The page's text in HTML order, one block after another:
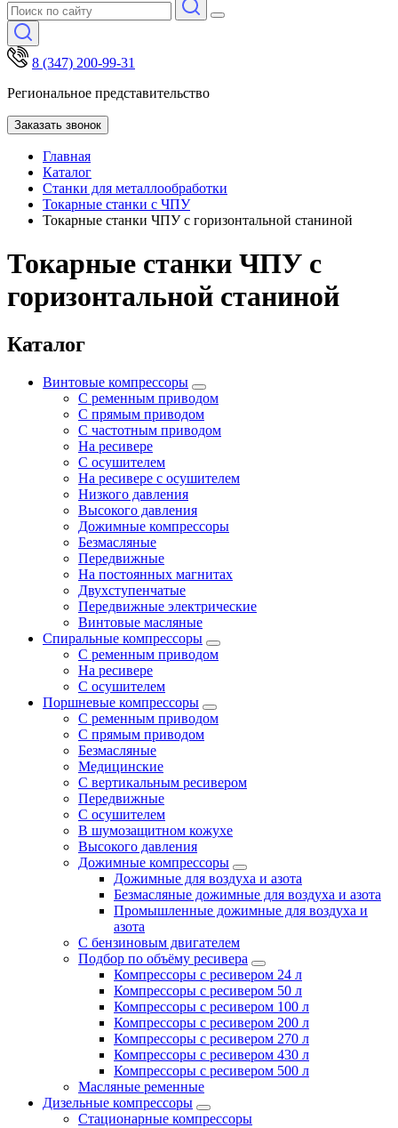
8 (347) 200-99-31
Региональное представительство
Заказать звонок
Главная
Каталог
Станки для металлообработки
Токарные станки с ЧПУ
Токарные станки ЧПУ с горизонтальной станиной
Токарные станки ЧПУ с
горизонтальной станиной
Каталог
Винтовые компрессоры
С ременным приводом
С прямым приводом
С частотным приводом
На ресивере
С осушителем
На ресивере с осушителем
Низкого давления
Высокого давления
Дожимные компрессоры
Безмасляные
Передвижные
На постоянных магнитах
Двухступенчатые
Передвижные электрические
Винтовые масляные
Спиральные компрессоры
С ременным приводом
На ресивере
С осушителем
Поршневые компрессоры
С ременным приводом
С прямым приводом
Безмасляные
Медицинские
С вертикальным ресивером
Передвижные
С осушителем
В шумозащитном кожухе
Высокого давления
Дожимные компрессоры
Дожимные для воздуха и азота
Безмасляные дожимные для воздуха и азота
Промышленные дожимные для воздуха и
азота
С бензиновым двигателем
Подбор по объёму ресивера
Компрессоры с ресивером 24 л
Компрессоры с ресивером 50 л
Компрессоры с ресивером 100 л
Компрессоры с ресивером 200 л
Компрессоры с ресивером 270 л
Компрессоры с ресивером 430 л
Компрессоры с ресивером 500 л
Масляные ременные
Дизельные компрессоры
Стационарные компрессоры